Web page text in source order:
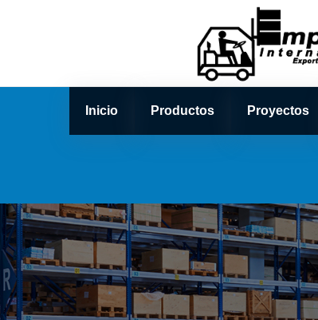
Inicio Productos Proyectos